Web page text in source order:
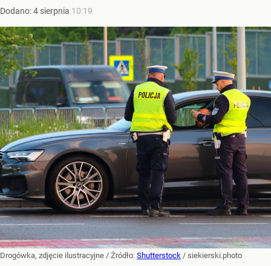
Dodano:4 sierpnia 10:19
Drogówka, zdjęcie ilustracyjne / Źródło: Shutterstock / siekierski.photo